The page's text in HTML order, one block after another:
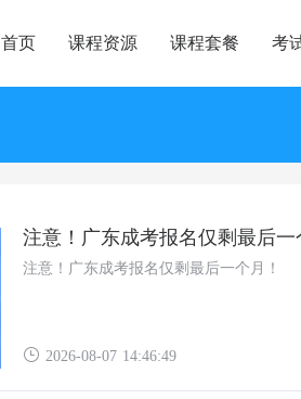
首页 课程资源 课程套餐 考
注意！广东成考报名仅剩最后一
注意！广东成考报名仅剩最后一个月！
2026-08-07 14:46:49